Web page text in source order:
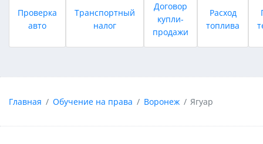
Проверка
авто
Транспортный
налог
Договор
купли-
продажи
Расход
топлива
Главная Обучение на права Воронеж Ягуар